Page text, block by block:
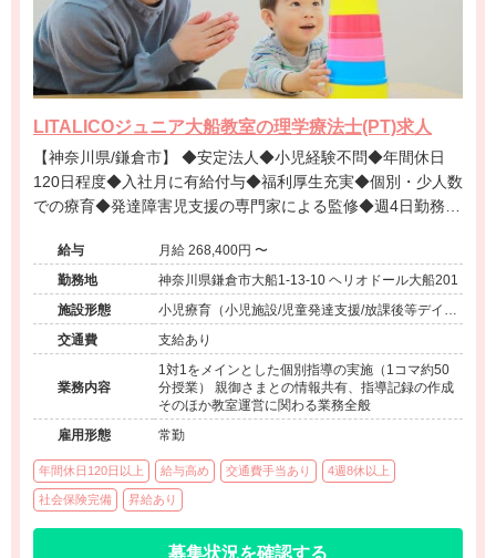
LITALICOジュニア大船教室の理学療法士(PT)求人
【神奈川県/鎌倉市】 ◆安定法人◆小児経験不問◆年間休日
120日程度◆入社月に有給付与◆福利厚生充実◆個別・少人数
での療育◆発達障害児支援の専門家による監修◆週4日勤務相
給与
月給 268,400円 〜
勤務地
神奈川県鎌倉市大船1-13-10 ヘリオドール大船201
施設形態
小児療育（小児施設/児童発達支援/放課後等デイサ
ービス）
交通費 支給あり
業務内容
1対1をメインとした個別指導の実施（1コマ約50
分授業） 親御さまとの情報共有、指導記録の作成
そのほか教室運営に関わる業務全般
雇用形態
常勤
年間休日120日以上 給与高め 交通費手当あり 4週8休以上
社会保険完備 昇給あり
募集状況を確認する